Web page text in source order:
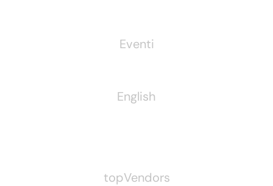
Eventi
English
topVendors